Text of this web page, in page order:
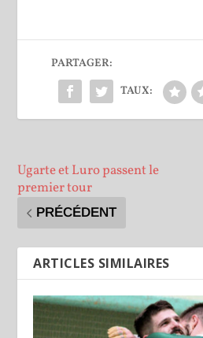
PARTAGER:
TAUX:
Ugarte et Luro passent le
premier tour
PRÉCÉDENT
ARTICLES SIMILAIRES